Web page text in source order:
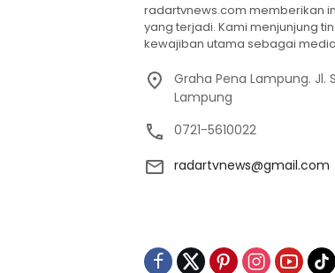
radartvnews.com memberikan
yang terjadi. Kami menjunjung
kewajiban utama sebagai
Graha Pena Lampung. Jl.
Lampung
0721-5610022
radartvnews@gmail.com